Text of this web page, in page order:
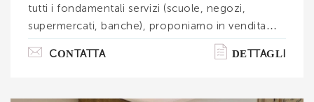
tutti i fondamentali servizi (scuole, negozi,
supermercati, banche), proponiamo in vendita
una porzione di colonica rurale libera su tre lati
con ampio giardino pianeggiante abitabile ed
CONTATTA DETTAGLI